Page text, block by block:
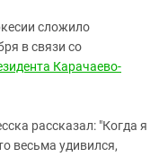
сложило
в связи со
Карачаево-
рассказал: "Когда я
весьма удивился,